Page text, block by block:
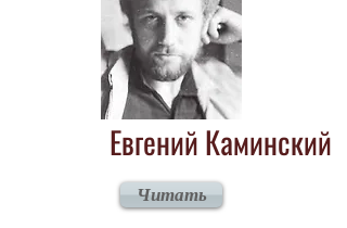
Евгений Каминский
Читать